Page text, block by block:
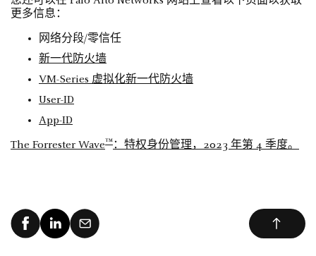
更多信息：
网络分段/零信任
新一代防火墙
VM-Series 虚拟化新一代防火墙
User-ID
App-ID
The Forrester Wave™ ：特权身份管理，2023 年第 4 季度。